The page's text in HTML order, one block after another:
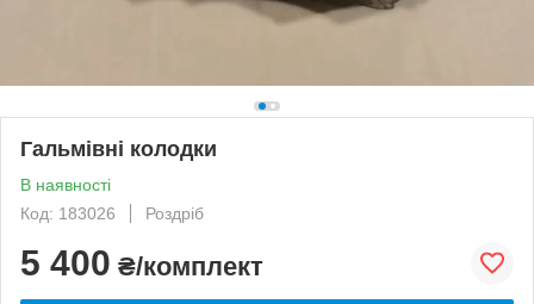
Гальмівні колодки
В наявності
Код: 183026
Роздріб
5 400 ₴/комплект